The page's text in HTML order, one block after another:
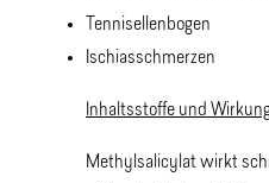
Tennisellenbogen
Ischiasschmerzen
Inhaltsstoffe und
Methylsalicylat wirkt